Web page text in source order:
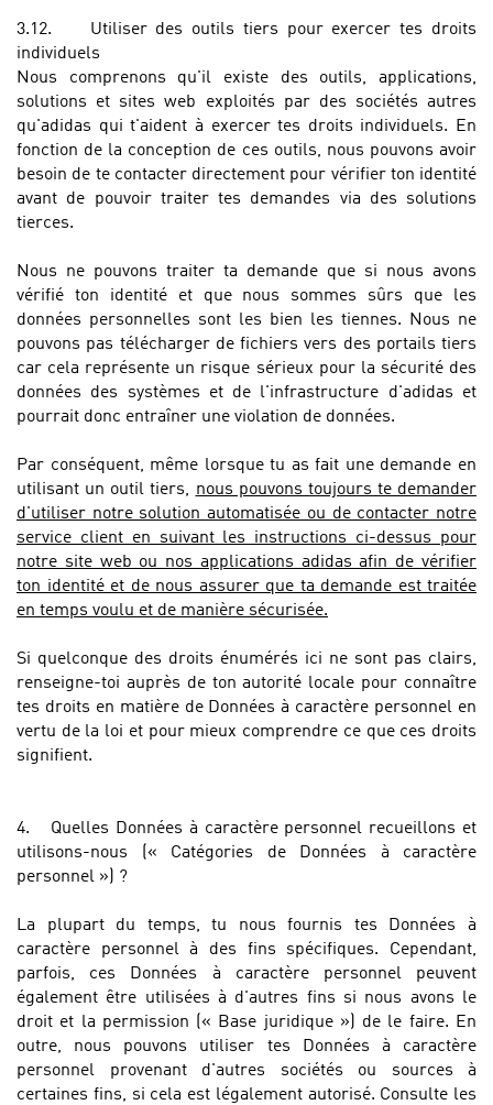
3.12.
Utiliser des outils tiers pour exercer tes droits
individuels
Nous comprenons qu'il existe des outils, applications,
solutions et sites web exploités par des sociétés autres
qu'adidas qui t'aident à exercer tes droits individuels. En
fonction de la conception de ces outils, nous pouvons avoir
besoin de te contacter directement pour vérifier ton identité
avant de pouvoir traiter tes demandes via des solutions
tierces.
Nous ne pouvons traiter ta demande que si nous avons
vérifié ton identité et que nous sommes sûrs que les
données personnelles sont les bien les tiennes. Nous ne
pouvons pas télécharger de fichiers vers des portails tiers
car cela représente un risque sérieux pour la sécurité des
données des systèmes et de l'infrastructure d'adidas et
pourrait donc entraîner une violation de données.
Par conséquent, même lorsque tu as fait une demande en
utilisant un outil tiers, nous pouvons toujours te demander
d'utiliser notre solution automatisée ou de contacter notre
service client en suivant les instructions ci-dessus pour
notre site web ou nos applications adidas afin de vérifier
ton identité et de nous assurer que ta demande est traitée
en temps voulu et de manière sécurisée.
Si quelconque des droits énumérés ici ne sont pas clairs,
renseigne-toi auprès de ton autorité locale pour connaître
tes droits en matière de Données à caractère personnel en
vertu de la loi et pour mieux comprendre ce que ces droits
signifient.
4.
Quelles Données à caractère personnel recueillons et
utilisons-nous (« Catégories de Données à caractère
personnel ») ?
La plupart du temps, tu nous fournis tes Données à
caractère personnel à des fins spécifiques. Cependant,
parfois, ces Données à caractère personnel peuvent
également être utilisées à d'autres fins si nous avons le
droit et la permission (« Base juridique ») de le faire. En
outre, nous pouvons utiliser tes Données à caractère
personnel provenant d'autres sociétés ou sources à
certaines fins, si cela est légalement autorisé. Consulte les